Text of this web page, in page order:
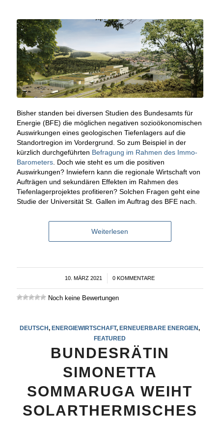
Bisher standen bei diversen Studien des Bundesamts für
Energie (BFE) die möglichen negativen sozioökonomischen
Auswirkungen eines geologischen Tiefenlagers auf die
Standortregion im Vordergrund. So zum Beispiel in der
kürzlich durchgeführten Befragung im Rahmen des Immo-
Barometers. Doch wie steht es um die positiven
Auswirkungen? Inwiefern kann die regionale Wirtschaft von
Aufträgen und sekundären Effekten im Rahmen des
Tiefenlagerprojektes profitieren? Solchen Fragen geht eine
Studie der Universität St. Gallen im Auftrag des BFE nach.
Weiterlesen
10. MÄRZ 2021
/ 0 KOMMENTARE
Noch keine Bewertungen
DEUTSCH, ENERGIEWIRTSCHAFT, ERNEUERBARE ENERGIEN,
FEATURED
BUNDESRÄTIN
SIMONETTA
SOMMARUGA WEIHT
SOLARTHERMISCHES